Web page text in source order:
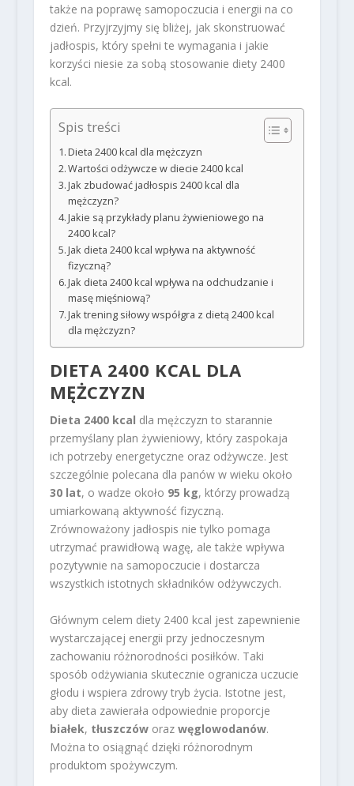
także na poprawę samopoczucia i energii na co
dzień. Przyjrzyjmy się bliżej, jak skonstruować
jadłospis, który spełni te wymagania i jakie
korzyści niesie za sobą stosowanie diety 2400
kcal.
Spis treści
Dieta 2400 kcal dla mężczyzn
Wartości odżywcze w diecie 2400 kcal
Jak zbudować jadłospis 2400 kcal dla
mężczyzn?
Jakie są przykłady planu żywieniowego na
2400 kcal?
Jak dieta 2400 kcal wpływa na aktywność
fizyczną?
Jak dieta 2400 kcal wpływa na odchudzanie i
masę mięśniową?
Jak trening siłowy współgra z dietą 2400 kcal
dla mężczyzn?
DIETA 2400 KCAL DLA
MĘŻCZYZN
Dieta 2400 kcal dla mężczyzn to starannie
przemyślany plan żywieniowy, który zaspokaja
ich potrzeby energetyczne oraz odżywcze. Jest
szczególnie polecana dla panów w wieku około
30 lat, o wadze około 95 kg, którzy prowadzą
umiarkowaną aktywność fizyczną.
Zrównoważony jadłospis nie tylko pomaga
utrzymać prawidłową wagę, ale także wpływa
pozytywnie na samopoczucie i dostarcza
wszystkich istotnych składników odżywczych.
Głównym celem diety 2400 kcal jest zapewnienie
wystarczającej energii przy jednoczesnym
zachowaniu różnorodności posiłków. Taki
sposób odżywiania skutecznie ogranicza uczucie
głodu i wspiera zdrowy tryb życia. Istotne jest,
aby dieta zawierała odpowiednie proporcje
białek, tłuszczóworaz węglowodanów.
Można to osiągnąć dzięki różnorodnym
produktom spożywczym.